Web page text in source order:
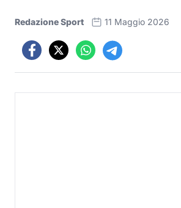
Redazione Sport 11 Maggio 2026